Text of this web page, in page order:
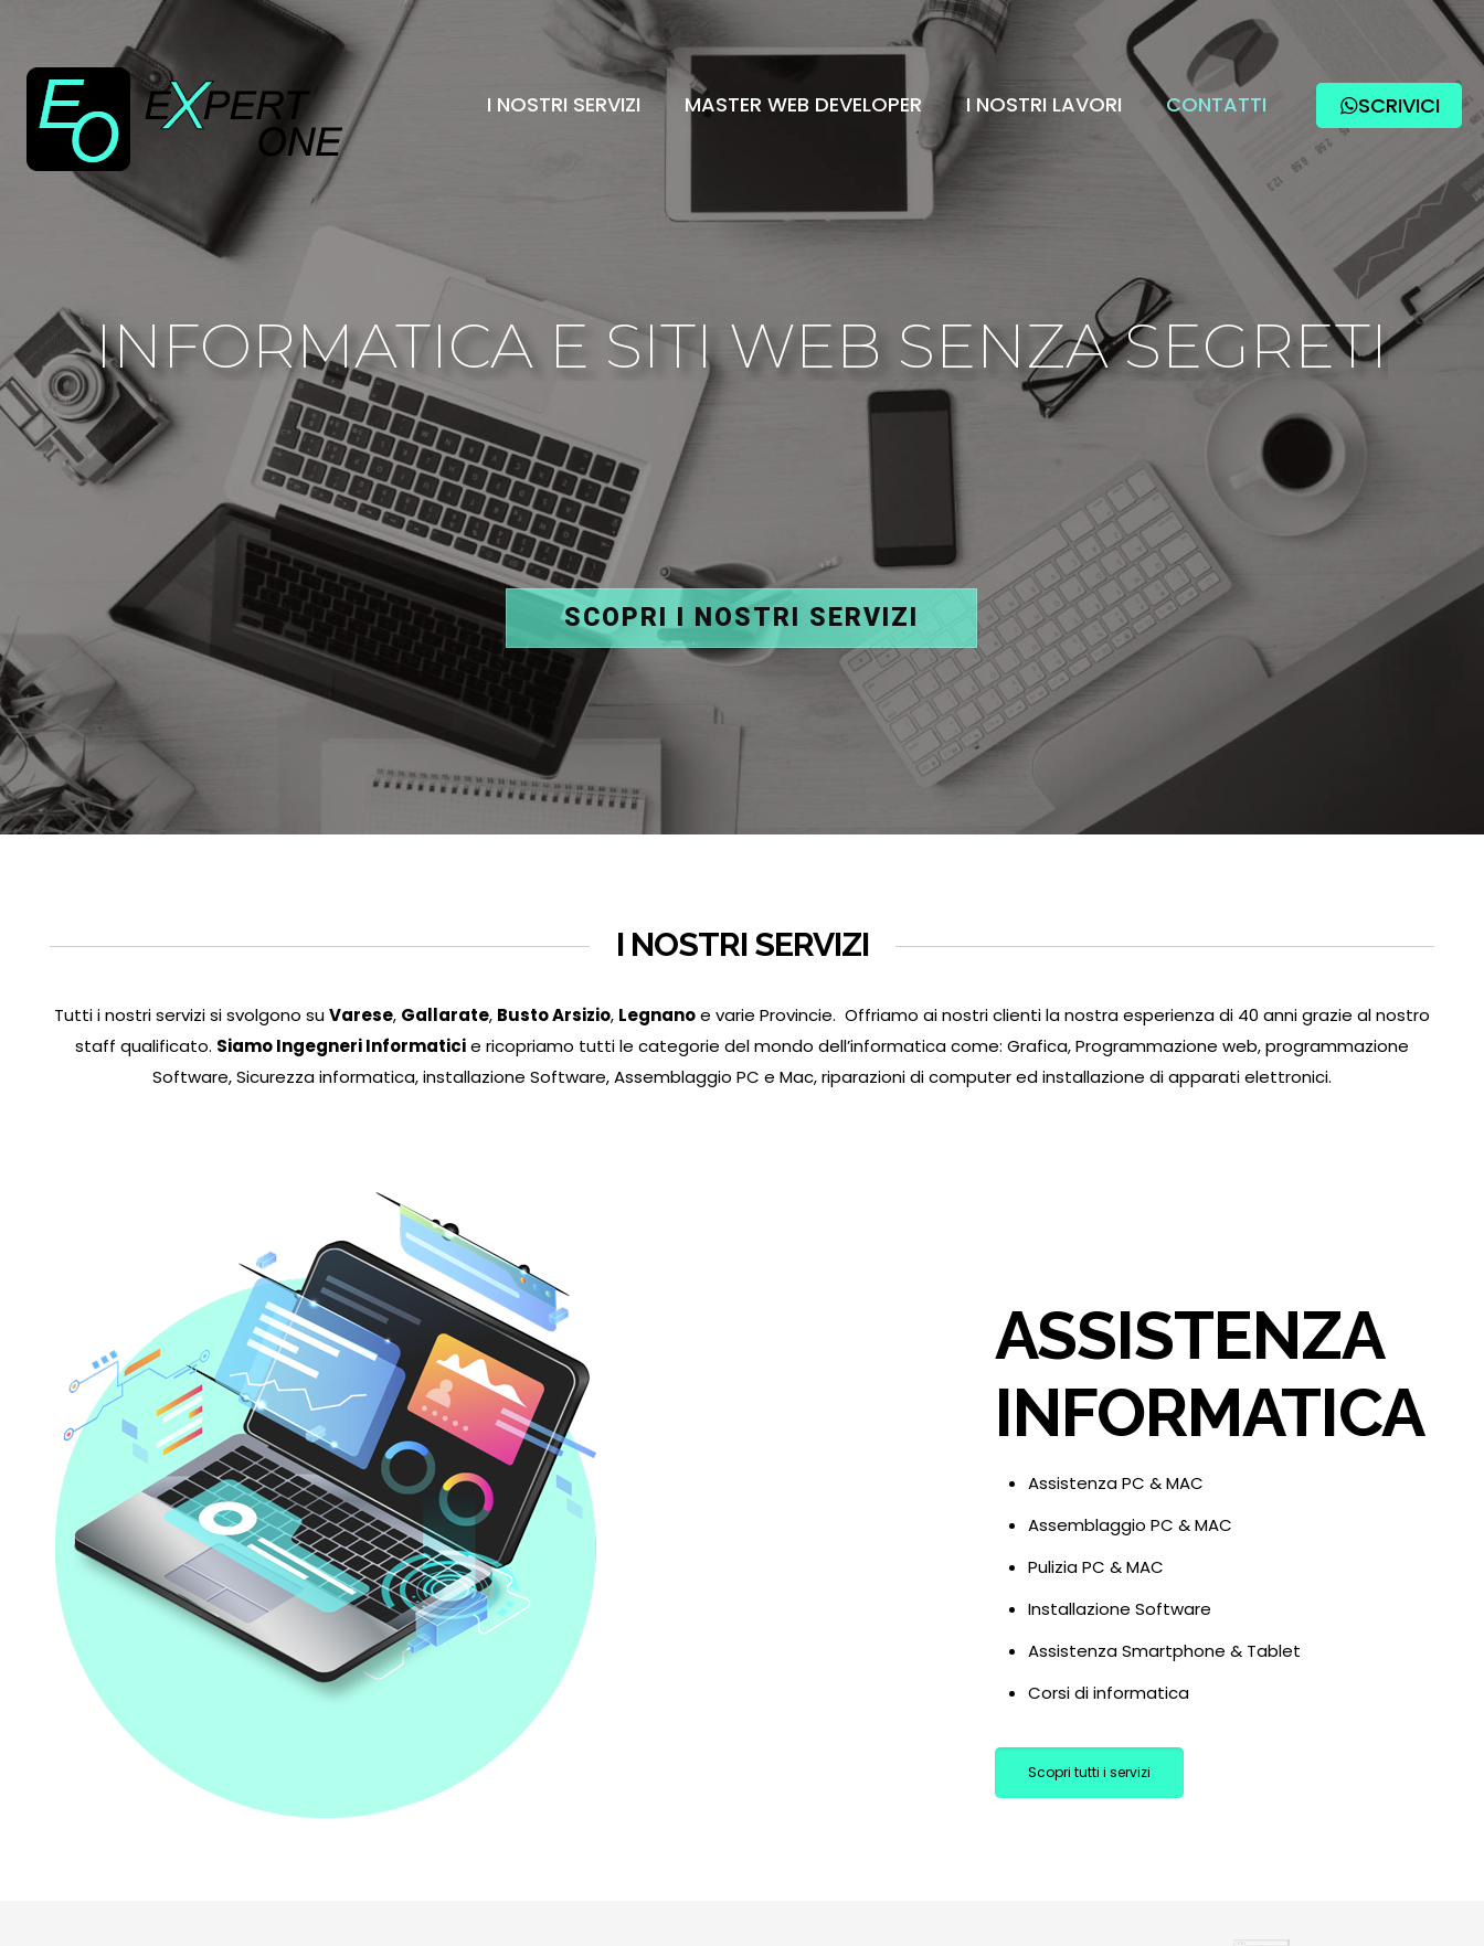
I NOSTRI SERVIZI MASTER WEB DEVELOPER I NOSTRI LAVORI CONTATTI SCRIVICI
INFORMATICA E SITI WEB SENZA SEGRETI
SCOPRI I NOSTRI SERVIZI
I NOSTRI SERVIZI
Tutti i nostri servizi si svolgono suVarese, Gallarate, Busto Arsizio, Legnanoe varie Provincie. Offriamo ai nostri clienti la nostra esperienza di 40 anni grazie al nostro
staff qualificato. Siamo Ingegneri Informaticie ricopriamo tutti le categorie del mondo dell’informatica come: Grafica, Programmazione web, programmazione
Software, Sicurezza informatica, installazione Software, Assemblaggio PC e Mac, riparazioni di computer ed installazione di apparati elettronici.
ASSISTENZA
INFORMATICA
Assistenza PC & MAC
Assemblaggio PC & MAC
Pulizia PC & MAC
Installazione Software
Assistenza Smartphone & Tablet
Corsi di informatica
Scopri tutti i servizi